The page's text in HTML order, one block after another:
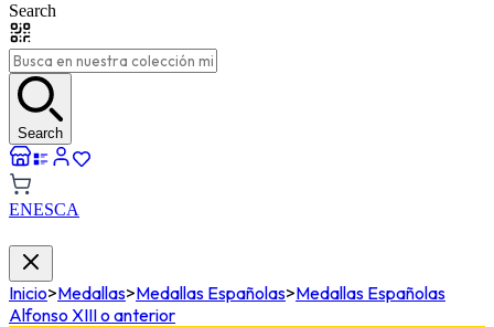
Search
Search
ENESCA
Inicio>Medallas>Medallas Españolas>Medallas Españolas
Alfonso XIII o anterior